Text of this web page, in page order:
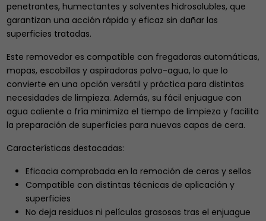
penetrantes, humectantes y solventes hidrosolubles, que
garantizan una acción rápida y eficaz sin dañar las
superficies tratadas.
Este removedor es compatible con fregadoras automáticas,
mopas, escobillas y aspiradoras polvo-agua, lo que lo
convierte en una opción versátil y práctica para distintas
necesidades de limpieza. Además, su fácil enjuague con
agua caliente o fría minimiza el tiempo de limpieza y facilita
la preparación de superficies para nuevas capas de cera.
Características destacadas:
Eficacia comprobada en la remoción de ceras y sellos
Compatible con distintas técnicas de aplicación y
superficies
No deja residuos ni películas grasosas tras el enjuague